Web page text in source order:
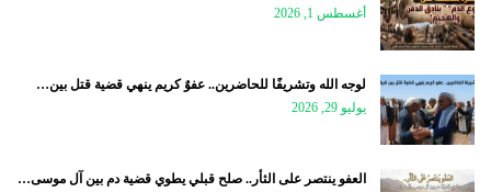
أغسطس 1, 2026
لوجه الله وتشريفًا للحاضرين.. عفوٌ كريم ينهي قضية قتل بين…
يوليو 29, 2026
العفو ينتصر على الثأر.. صلح قبلي يطوي قضية دم بين آل موسى…